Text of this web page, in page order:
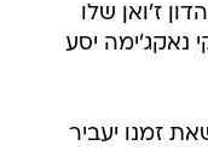
זמנו יעביר
אופניים